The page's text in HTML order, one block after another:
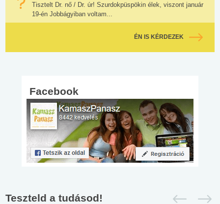
Tisztelt Dr. nő / Dr. úr! Szurdokpüspökin élek, viszont január
19-én Jobbágyiban voltam...
ÉN IS KÉRDEZEK
Facebook
Teszteld a tudásod!